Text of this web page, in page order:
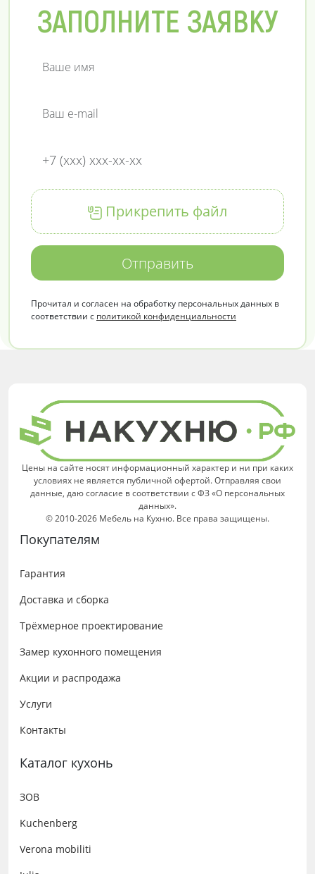
ЗАПОЛНИТЕ ЗАЯВКУ
Прикрепить файл
Отправить
Прочитал и согласен на обработку персональных данных в
соответствии с политикой конфиденциальности
Цены на сайте носят информационный характер и ни при каких
условиях не является публичной офертой. Отправляя свои
данные, даю согласие в соответствии с ФЗ «О персональных
данных».
© 2010-2026 Мебель на Кухню. Все права защищены.
Покупателям
Гарантия
Доставка и сборка
Трёхмерное проектирование
Замер кухонного помещения
Акции и распродажа
Услуги
Контакты
Каталог кухонь
ЗОВ
Kuchenberg
Verona mobiliti